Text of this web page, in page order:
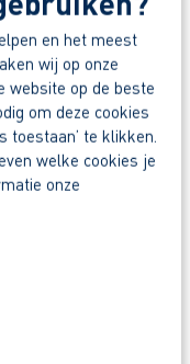
en het meest
wij op onze
website op de beste
om deze cookies
toestaan’ te klikken.
welke cookies je
onze